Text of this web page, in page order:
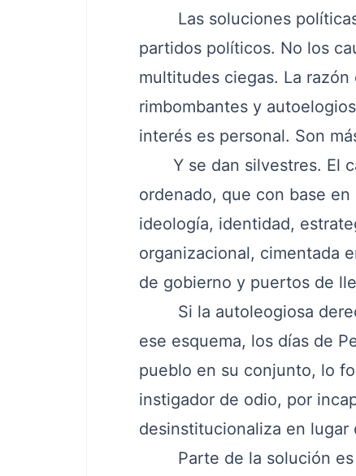
Las soluciones políticas
partidos políticos. No los
multitudes ciegas. La
rimbombantes y
interés es personal. Son
Y se dan silvestres. El
ordenado, que con base
ideología, identidad,
organizacional, cimentada
de gobierno y puertos de
Si la autoleogiosa
ese esquema, los días de
pueblo en su conjunto, lo
instigador de odio, por
desinstitucionaliza en lugar
Parte de la solución es